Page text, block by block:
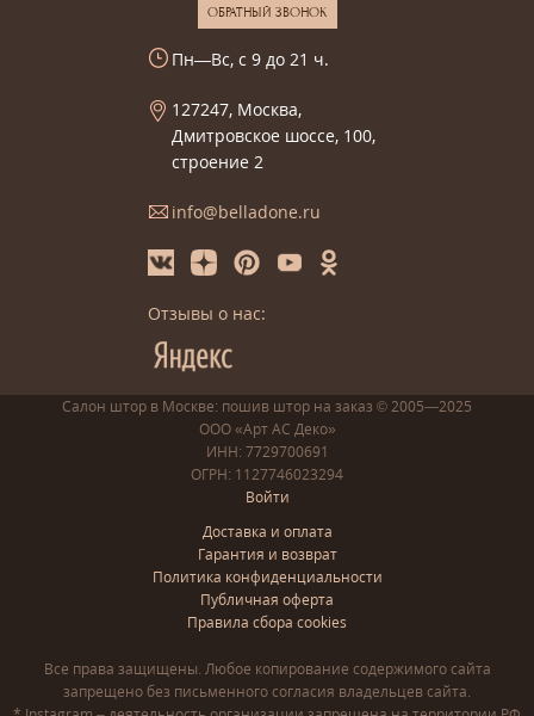
ОБРАТНЫЙ ЗВОНОК
Пн—Вс, с 9 до 21 ч.
127247, Москва,
Дмитровское шоссе, 100,
строение 2
info@belladone.ru
Отзывы о нас:
Салон штор в Москве: пошив штор на заказ © 2005—2025
ООО «Арт АС Деко»
ИНН: 7729700691
ОГРН: 1127746023294
Войти
Доставка и оплата
Гарантия и возврат
Политика конфиденциальности
Публичная оферта
Правила сбора cookies
Все права защищены. Любое копирование содержимого сайта
запрещено без письменного согласия владельцев сайта.